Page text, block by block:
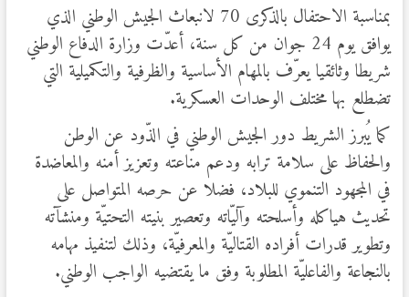
بمناسبة الاحتفال بالذكرى 70 لانبعاث الجيش الوطني الذي
يوافق يوم 24 جوان من كل سنة، أعدّت وزارة الدفاع الوطني
شريطا وثائقيا يعرّف بالمهام الأساسية والظرفية والتكميلية التي
تضطلع بها مختلف الوحدات العسكرية.
كما يُبرز الشريط دور الجيش الوطني في الذّود عن الوطن
والحفاظ على سلامة ترابه ودعم مناعته وتعزيز أمنه والمعاضدة
في المجهود التنموي للبلاد، فضلا عن حرصه المتواصل على
تحديث هياكله وأسلحته وآليّاته وتعصير بنيته التحتيّة ومنشآته
وتطوير قدرات أفراده القتاليّة والمعرفيّة، وذلك لتنفيذ مهامه
بالنجاعة والفاعليّة المطلوبة وفق ما يقتضيه الواجب الوطني.